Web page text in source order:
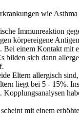
wie Asthma
Immunreaktion
körpereigene
Bei einem Kontakt mit
bilden sich dann
Eltern allergisch
liegt bei 5 - 15%.
mit einem